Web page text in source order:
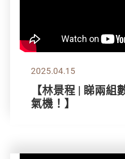
2025.04.15
【林景程 | 睇兩組
氣機！】